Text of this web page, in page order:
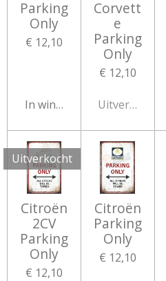
Parking
Only
€ 12,10
In winkelwagen
Corvett
e
Parking
Only
€ 12,10
Uitverkocht
Uitverkocht
Citroën
2CV
Parking
Only
€ 12,10
Citroën
Parking
Only
€ 12,10